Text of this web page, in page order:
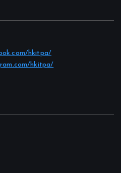
hkitpa/
hkitpa/